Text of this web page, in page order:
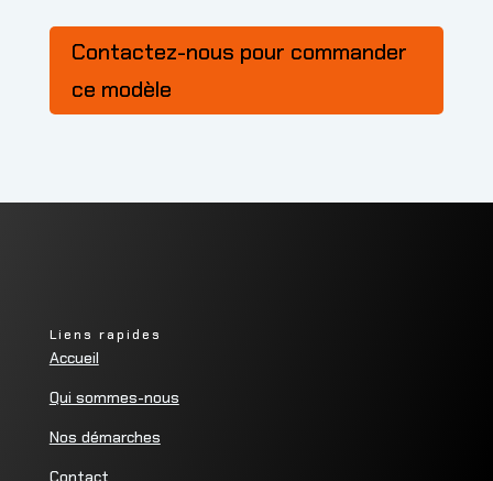
Contactez-nous pour commander
ce modèle
Liens rapides
Accueil
Qui sommes-nous
Nos démarches